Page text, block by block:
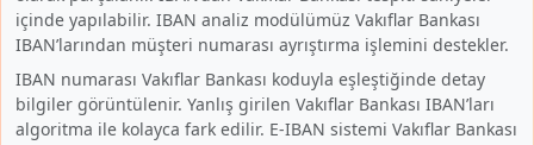
içinde yapılabilir. IBAN analiz modülümüz Vakıflar Bankası
IBAN’larından müşteri numarası ayrıştırma işlemini destekler.
IBAN numarası Vakıflar Bankası koduyla eşleştiğinde detay
bilgiler görüntülenir. Yanlış girilen Vakıflar Bankası IBAN’ları
algoritma ile kolayca fark edilir. E-IBAN sistemi Vakıflar Bankası